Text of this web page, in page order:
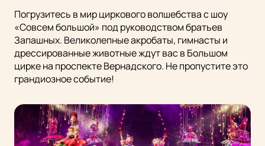
Погрузитесь в мир циркового волшебства с шоу
«Совсем большой» под руководством братьев
Запашных. Великолепные акробаты, гимнасты и
дрессированные животные ждут вас в Большом
цирке на проспекте Вернадского. Не пропустите это
грандиозное событие!